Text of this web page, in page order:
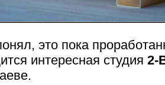
это пока
интересная студия 2-